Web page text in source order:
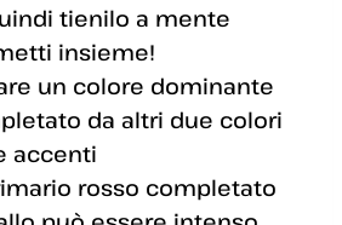
tienilo a mente
insieme!
un colore dominante
da altri due colori
accenti
rosso completato